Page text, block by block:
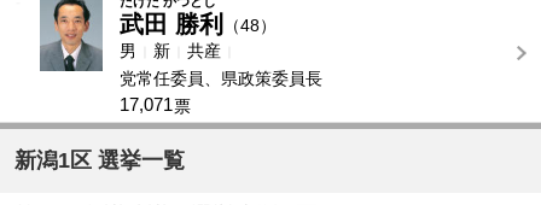
武田 勝利
（48）
男
新
共産
党常任委員、県政策委員長
17,071票
新潟1区 選挙一覧